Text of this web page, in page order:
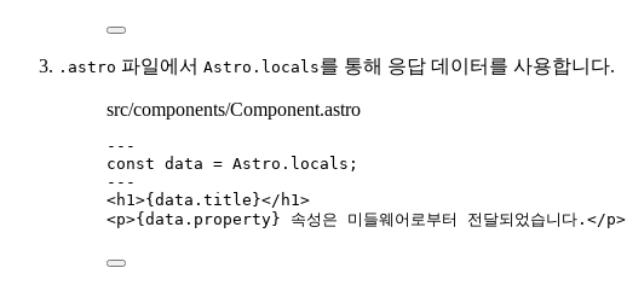
.astro 파일에서 Astro.locals를 통해 응답 데이터를 사용합니다.
src/components/Component.astro
---
const data = Astro . locals ;
---
<h1>{ data . title }</ h1>
<p>{ data . property} 속성은 미들웨어로부터 전달되었습니다. </p>